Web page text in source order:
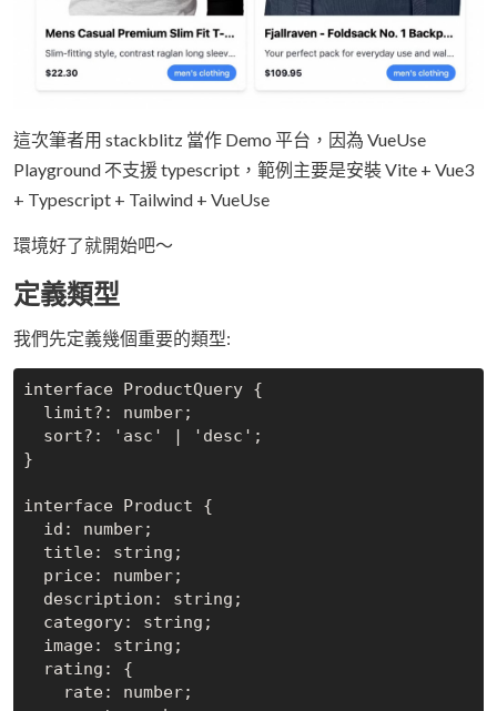
這次筆者用 stackblitz 當作 Demo 平台，因為 VueUse
Playground 不支援 typescript，範例主要是安裝 Vite + Vue3
+ Typescript + Tailwind + VueUse
環境好了就開始吧～
定義類型
我們先定義幾個重要的類型:
interface ProductQuery {
}
interface Product {